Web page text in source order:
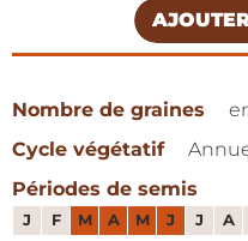
Nombre de graines
Cycle végétatif
Périodes de semis
J F M A M J J A